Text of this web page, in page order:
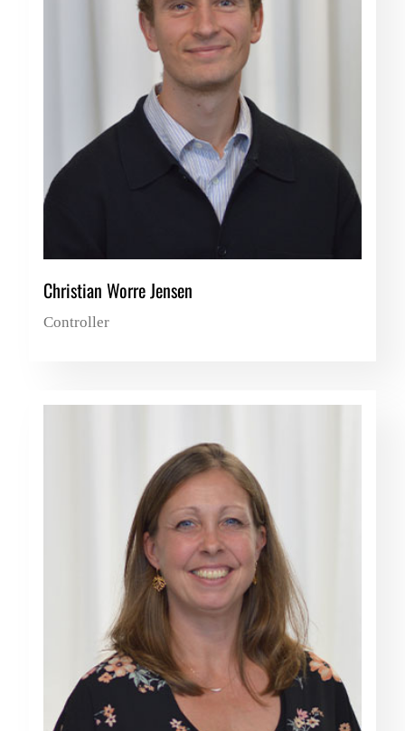
Christian Worre Jensen
Controller